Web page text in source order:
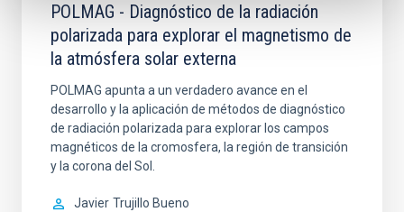
POLMAG - Diagnóstico de la radiación
polarizada para explorar el magnetismo de
la atmósfera solar externa
POLMAG apunta a un verdadero avance en el
desarrollo y la aplicación de métodos de diagnóstico
de radiación polarizada para explorar los campos
magnéticos de la cromosfera, la región de transición
y la corona del Sol.
Javier Trujillo Bueno